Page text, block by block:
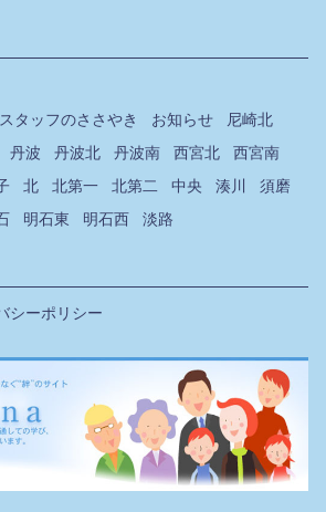
スタッフのささやき お知らせ
尼崎北
丹波 丹波北 丹波南 西宮北
西宮南
北 北第一 北第二 中央 湊川
須磨
明石東 明石西 淡路
シーポリシー